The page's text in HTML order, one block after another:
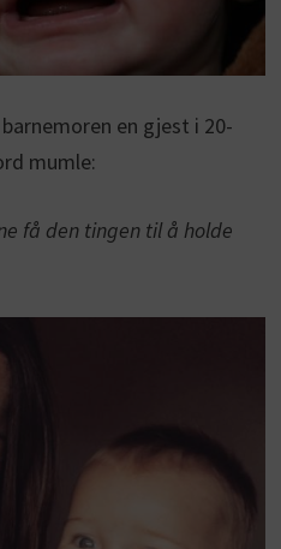
en gjest i 20-
mumle:
få den tingen til å holde